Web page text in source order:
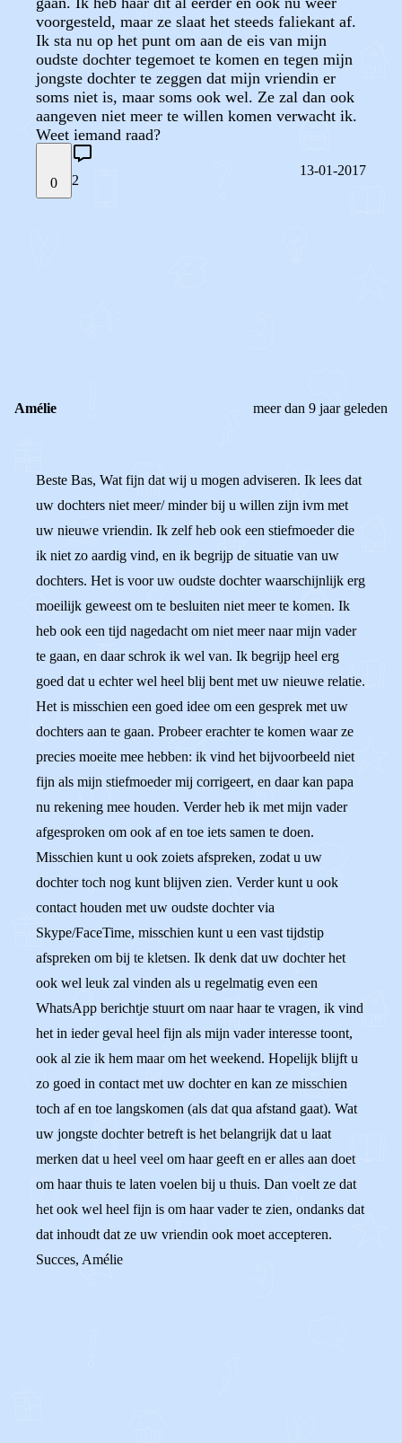
voorgesteld, maar ze slaat het steeds faliekant af.
Ik sta nu op het punt om aan de eis van mijn
oudste dochter tegemoet te komen en tegen mijn
jongste dochter te zeggen dat mijn vriendin er
soms niet is, maar soms ook wel. Ze zal dan ook
aangeven niet meer te willen komen verwacht ik.
Weet iemand raad?
0 2
13-01-2017
Amélie meer dan 9 jaar geleden
Beste Bas, Wat fijn dat wij u mogen adviseren. Ik lees dat
uw dochters niet meer/ minder bij u willen zijn ivm met
uw nieuwe vriendin. Ik zelf heb ook een stiefmoeder die
ik niet zo aardig vind, en ik begrijp de situatie van uw
dochters. Het is voor uw oudste dochter waarschijnlijk erg
moeilijk geweest om te besluiten niet meer te komen. Ik
heb ook een tijd nagedacht om niet meer naar mijn vader
te gaan, en daar schrok ik wel van. Ik begrijp heel erg
goed dat u echter wel heel blij bent met uw nieuwe relatie.
Het is misschien een goed idee om een gesprek met uw
dochters aan te gaan. Probeer erachter te komen waar ze
precies moeite mee hebben: ik vind het bijvoorbeeld niet
fijn als mijn stiefmoeder mij corrigeert, en daar kan papa
nu rekening mee houden. Verder heb ik met mijn vader
afgesproken om ook af en toe iets samen te doen.
Misschien kunt u ook zoiets afspreken, zodat u uw
dochter toch nog kunt blijven zien. Verder kunt u ook
contact houden met uw oudste dochter via
Skype/FaceTime, misschien kunt u een vast tijdstip
afspreken om bij te kletsen. Ik denk dat uw dochter het
ook wel leuk zal vinden als u regelmatig even een
WhatsApp berichtje stuurt om naar haar te vragen, ik vind
het in ieder geval heel fijn als mijn vader interesse toont,
ook al zie ik hem maar om het weekend. Hopelijk blijft u
zo goed in contact met uw dochter en kan ze misschien
toch af en toe langskomen (als dat qua afstand gaat). Wat
uw jongste dochter betreft is het belangrijk dat u laat
merken dat u heel veel om haar geeft en er alles aan doet
om haar thuis te laten voelen bij u thuis. Dan voelt ze dat
het ook wel heel fijn is om haar vader te zien, ondanks dat
dat inhoudt dat ze uw vriendin ook moet accepteren.
Succes, Amélie